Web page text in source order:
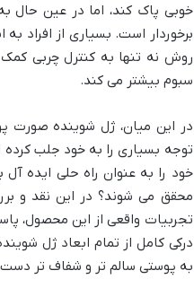
خوبی پاک کند، اما در عین حال
برخوردار است. بسیاری از افراد
سبوم بیشتر می کند.
در این میان، ژل شوینده صورت
توجه بسیاری را به خود جلب
خود را به عنوان راه حلی ایده
محقق می شوند؟ در این نقد و
تجربیات واقعی از این محصول،
درکی کامل از تمام ابعاد ژل
به پوستی سالم تر و شفاف تر دست